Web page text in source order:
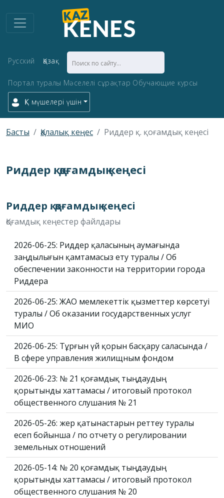
Русский Қазақ
Портал туралы Мәселелі сұрақтар Обучающие курсы
ҚК мүшелері үшін
Басты Қалалық кеңес Риддер қ. қоғамдық кеңесі
Риддер қ. қоғамдық кеңесі
Риддер қ. қоғамдық кеңесі
Қоғамдық кеңестер файлдары
2026-06-25: Риддер қаласының аумағында
заңдылығын қамтамасыз ету туралы / Об
обеспечении законности на территории города
Риддера
2026-06-25: ЖАО мемлекеттік қызметтер көрсетуі
туралы / Об оказании государственных услуг
МИО
2026-06-25: Тұрғын үй қорын басқару саласында /
В сфере управления жилищным фондом
2026-06-23: № 21 қоғамдық тыңдаудың
қорытынды хаттамасы / итоговый протокол
общественного слушания № 21
2026-05-26: жер қатынастарын реттеу туралы
есеп бойынша / по отчету о регулировании
земельных отношений
2026-05-14: № 20 қоғамдық тыңдаудың
қорытынды хаттамасы / итоговый протокол
общественного слушания № 20